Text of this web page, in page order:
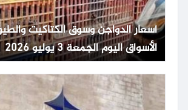
أسعار الدواجن وسوق الكتاكيت
الأسواق اليوم الجمعة 3 يوليو 2026